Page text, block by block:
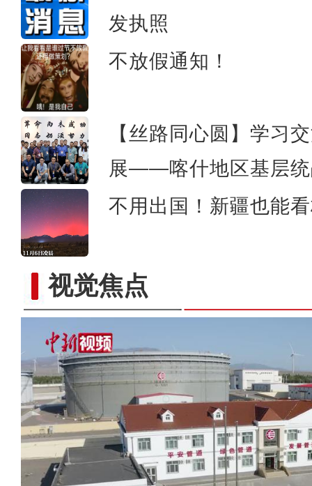
发执照
不放假通知！
【丝路同心圆】学习
展——喀什地区基层统
不用出国！新疆也能
视觉焦点
立冬时节 新疆伊犁河
塔里木油田累产油气当